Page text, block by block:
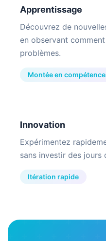
Apprentissage
Découvrez de
en observant
problèmes.
Montée en
Innovation
Expérimentez
sans investir des jours
Itération rapide